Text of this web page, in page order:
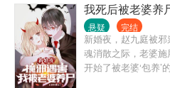
止水努力修炼，综合
——仙人体！” 在沐
人不一定是其他大
头头是道的人不一
忍校就摆脱了吊车
人…… （ps：有高定
我死后被老婆养
悬疑 完结
新婚夜，赵九庭被
魂消散之际，老婆
开始了被老婆‘包养’